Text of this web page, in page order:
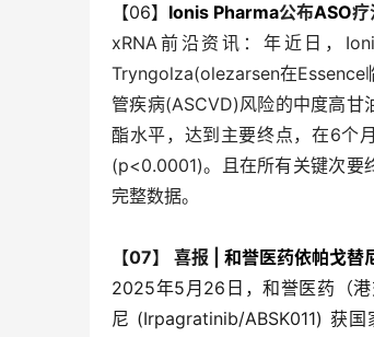
【06】 Ionis Pharma公布ASO疗
xRNA前沿资讯：年近日，
Tryngolza(olezarsen在Essence
管疾病(ASCVD)风险的中度高
酯水平，达到主要终点，在6个
(p<0.0001)。且在所有关键次要
完整数据。
【07】 喜报 | 和誉医药依帕戈替
2025年5月26日，和誉医药（
尼 (Irpagratinib/ABSK011) 获